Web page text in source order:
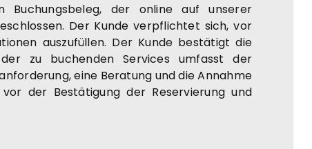
Buchungsbeleg, der online auf unserer
Der Kunde verpflichtet sich, vor
auszufüllen. Der Kunde bestätigt die
zu buchenden Services umfasst der
eine Beratung und die Annahme
der Bestätigung der Reservierung und